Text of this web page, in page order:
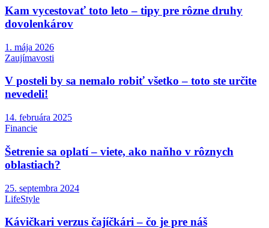
Kam vycestovať toto leto – tipy pre rôzne druhy
dovolenkárov
1. mája 2026
Zaujímavosti
V posteli by sa nemalo robiť všetko – toto ste určite
nevedeli!
14. februára 2025
Financie
Šetrenie sa oplatí – viete, ako naňho v rôznych
oblastiach?
25. septembra 2024
LifeStyle
Kávičkari verzus čajíčkári – čo je pre náš